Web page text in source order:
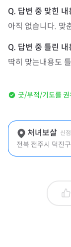
아직 없습니다. 맞
딱히 맞는내용도
굿/부적/기도를
처녀보살 신점
전북 전주시 덕진